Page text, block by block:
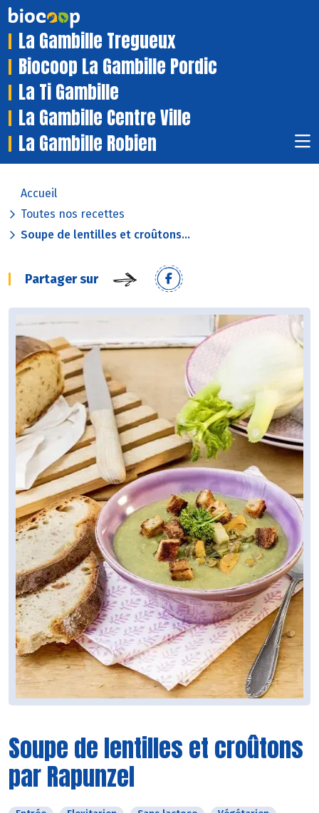
La Gambille Tregueux
Biocoop La Gambille Pordic
La Ti Gambille
La Gambille Centre Ville
La Gambille Robien
Accueil
Toutes nos recettes
Soupe de lentilles et croûtons...
Partager sur
Soupe de lentilles et croûtons
par Rapunzel